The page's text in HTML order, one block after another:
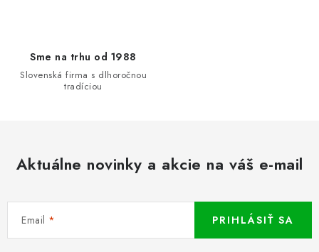
Sme na trhu od 1988
Slovenská firma s dlhoročnou
tradíciou
Aktuálne novinky a akcie na váš e-mail
Email PRIHLÁSIŤ SA